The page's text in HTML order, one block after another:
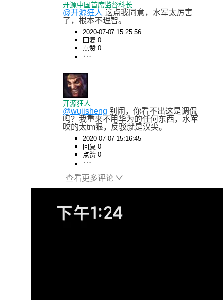
开源中国首席监督科长
@开源狂人 这点我同意，水军太厉害
了，根本不理智。
2020-07-07 15:25:56
回复 0
点赞 0
开源狂人
@wujisheng 别闹，你看不出这是调侃
吗？我重来不用华为的任何东西，水军
吹的太tm狠，反驳就是汉尖。
2020-07-07 15:16:45
回复 0
点赞 0
查看更多评论